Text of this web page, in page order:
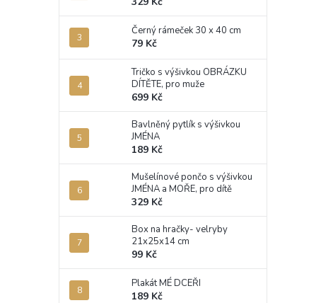
Černý rámeček 30 x 40 cm
79 Kč
Tričko s výšivkou OBRÁZKU
DÍTĚTE, pro muže
699 Kč
Bavlněný pytlík s výšivkou
JMÉNA
189 Kč
Mušelínové pončo s výšivkou
JMÉNA a MOŘE, pro dítě
329 Kč
Box na hračky- velryby
21x25x14 cm
99 Kč
Plakát MÉ DCEŘI
189 Kč